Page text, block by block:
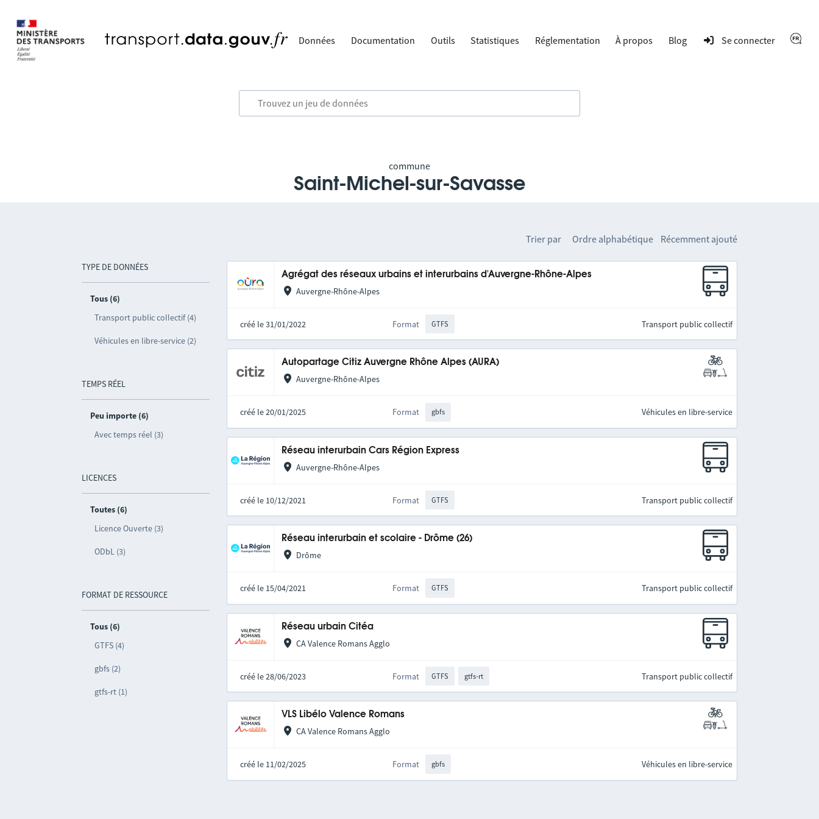
Données Documentation Outils Statistiques Réglementation À propos Blog Se connecter
commune
Saint-Michel-sur-Savasse
TYPE DE DONNÉES
Tous (6)
Transport public collectif (4)
Véhicules en libre-service (2)
TEMPS RÉEL
Peu importe (6)
Avec temps réel (3)
LICENCES
Toutes (6)
Licence Ouverte (3)
ODbL (3)
FORMAT DE RESSOURCE
Tous (6)
GTFS (4)
gbfs (2)
gtfs-rt (1)
Trier par Ordre alphabétique Récemment ajouté
Agrégat des réseaux urbains et interurbains d'Auvergne-Rhône-Alpes
Auvergne-Rhône-Alpes
créé le 31/01/2022 Format GTFS Transport public collectif
Autopartage Citiz Auvergne Rhône Alpes (AURA)
Auvergne-Rhône-Alpes
créé le 20/01/2025 Format gbfs Véhicules en libre-service
Réseau interurbain Cars Région Express
Auvergne-Rhône-Alpes
créé le 10/12/2021 Format GTFS Transport public collectif
Réseau interurbain et scolaire - Drôme (26)
Drôme
créé le 15/04/2021 Format GTFS Transport public collectif
Réseau urbain Citéa
CA Valence Romans Agglo
créé le 28/06/2023 Format GTFS gtfs-rt Transport public collectif
VLS Libélo Valence Romans
CA Valence Romans Agglo
créé le 11/02/2025 Format gbfs Véhicules en libre-service